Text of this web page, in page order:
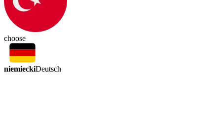
choose
niemieckiDeutsch